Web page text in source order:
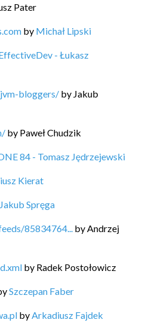
Pater
by Michał Lipski
- Łukasz
bloggers/ by Jakub
by Paweł Chudzik
84 - Tomasz Jędrzejewski
Kierat
Jakub Spręga
85834764... by Andrzej
by Radek Postołowicz
Szczepan Faber
by Arkadiusz Fajdek